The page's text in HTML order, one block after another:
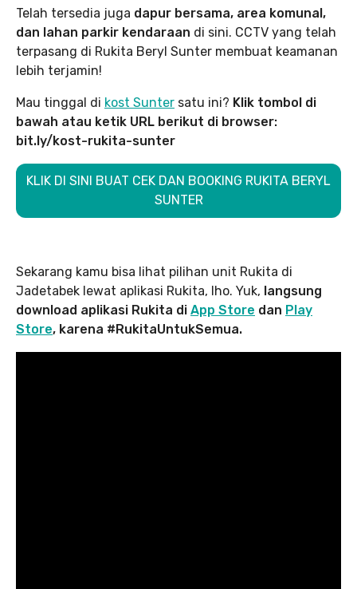
Telah tersedia juga dapur bersama, area komunal,
dan lahan parkir kendaraan di sini. CCTV yang telah
terpasang di Rukita Beryl Sunter membuat keamanan
lebih terjamin!
Mau tinggal di kost Sunter satu ini? Klik tombol di
bawah atau ketik URL berikut di browser:
bit.ly/kost-rukita-sunter
KLIK DI SINI BUAT CEK DAN BOOKING RUKITA BERYL
SUNTER
Sekarang kamu bisa lihat pilihan unit Rukita di
Jadetabek lewat aplikasi Rukita, lho. Yuk, langsung
download aplikasi Rukita di App Store dan Play
Store, karena #RukitaUntukSemua.